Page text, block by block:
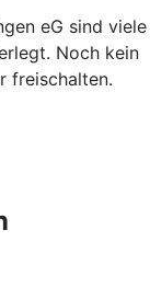
eG sind viele
Noch kein
freischalten.